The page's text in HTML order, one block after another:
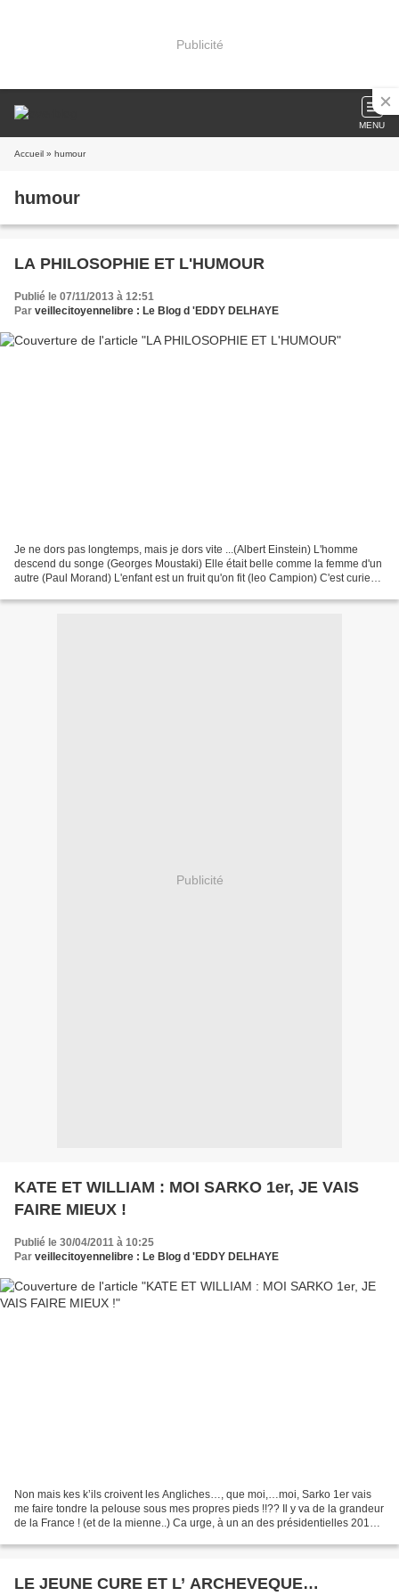
Publicité
MENU
Accueil » humour
humour
LA PHILOSOPHIE ET L'HUMOUR
Publié le 07/11/2013 à 12:51
Par veillecitoyennelibre : Le Blog d 'EDDY DELHAYE
Je ne dors pas longtemps, mais je dors vite ...(Albert Einstein) L'homme
descend du songe (Georges Moustaki) Elle était belle comme la femme d'un
autre (Paul Morand) L'enfant est un fruit qu'on fit (leo Campion) C'est curieux,
Publicité
KATE ET WILLIAM : MOI SARKO 1er, JE VAIS
FAIRE MIEUX !
Publié le 30/04/2011 à 10:25
Par veillecitoyennelibre : Le Blog d 'EDDY DELHAYE
Non mais kes k’ils croivent les Angliches…, que moi,…moi, Sarko 1er vais
me faire tondre la pelouse sous mes propres pieds !!?? Il y va de la grandeur
de la France ! (et de la mienne..) Ca urge, à un an des présidentielles 2012 !
LE JEUNE CURE ET L’ ARCHEVEQUE…